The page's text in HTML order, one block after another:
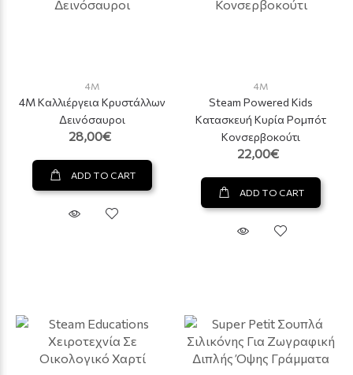
4M
4M Καλλιέργεια Κρυστάλλων
Δεινόσαυροι
28,00€
ADD TO CART
4M
Steam Powered Kids
Κατασκευή Κυρία Ρομπότ
Κονσερβοκούτι
22,00€
ADD TO CART